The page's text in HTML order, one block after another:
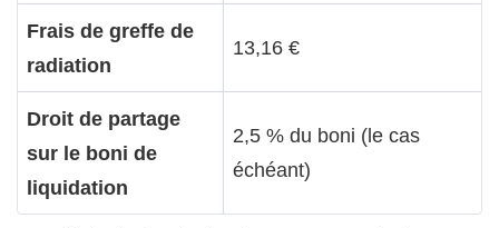
Frais de greffe de
radiation
13,16 €
Droit de partage
sur le boni de
liquidation
2,5 % du boni (le cas
échéant)